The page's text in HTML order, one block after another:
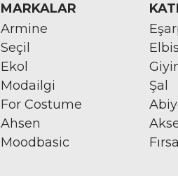
MARKALAR
Armine
Seçil
Ekol
Modailgi
For Costume
Ahsen
Moodbasic
Şal